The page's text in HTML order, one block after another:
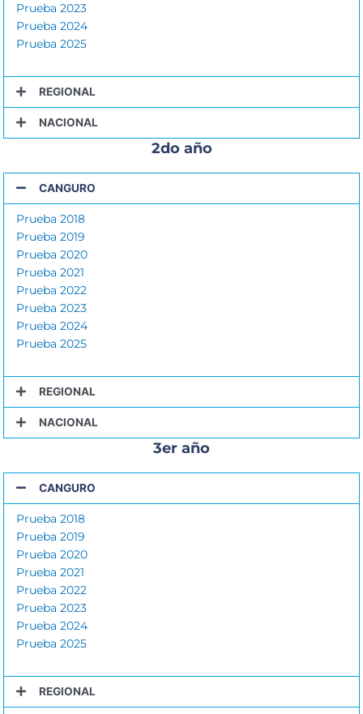
Prueba 2023
Prueba 2024
Prueba 2025
REGIONAL
NACIONAL
2do año
CANGURO
Prueba 2018
Prueba 2019
Prueba 2020
Prueba 2021
Prueba 2022
Prueba 2023
Prueba 2024
Prueba 2025
REGIONAL
NACIONAL
3er año
CANGURO
Prueba 2018
Prueba 2019
Prueba 2020
Prueba 2021
Prueba 2022
Prueba 2023
Prueba 2024
Prueba 2025
REGIONAL